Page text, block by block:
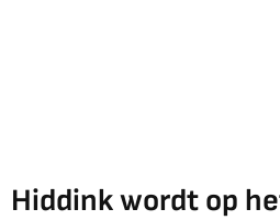
Hiddink wordt op